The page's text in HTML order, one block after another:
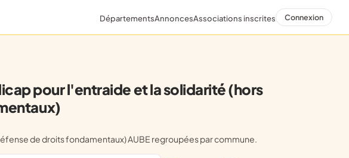
DépartementsAnnoncesAssociations inscrites Connexion
pour l'entraide et la solidarité (hors
de droits fondamentaux) AUBE regroupées par commune.